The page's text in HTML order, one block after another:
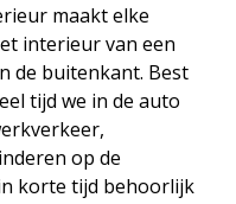
maakt elke
interieur van een
de buitenkant. Best
tijd we in de auto
op de
korte tijd behoorlijk